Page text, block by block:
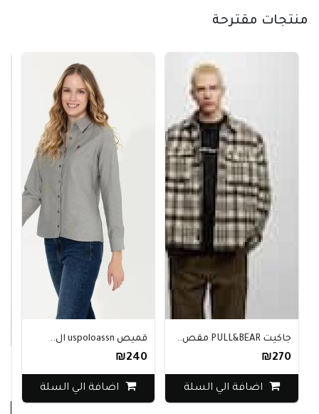
منتجات مقترحة
جاكيت PULL&BEAR مقص..
₪270
اضافة الي السلة
قميص uspoloassn ال..
₪240
اضافة الي السلة